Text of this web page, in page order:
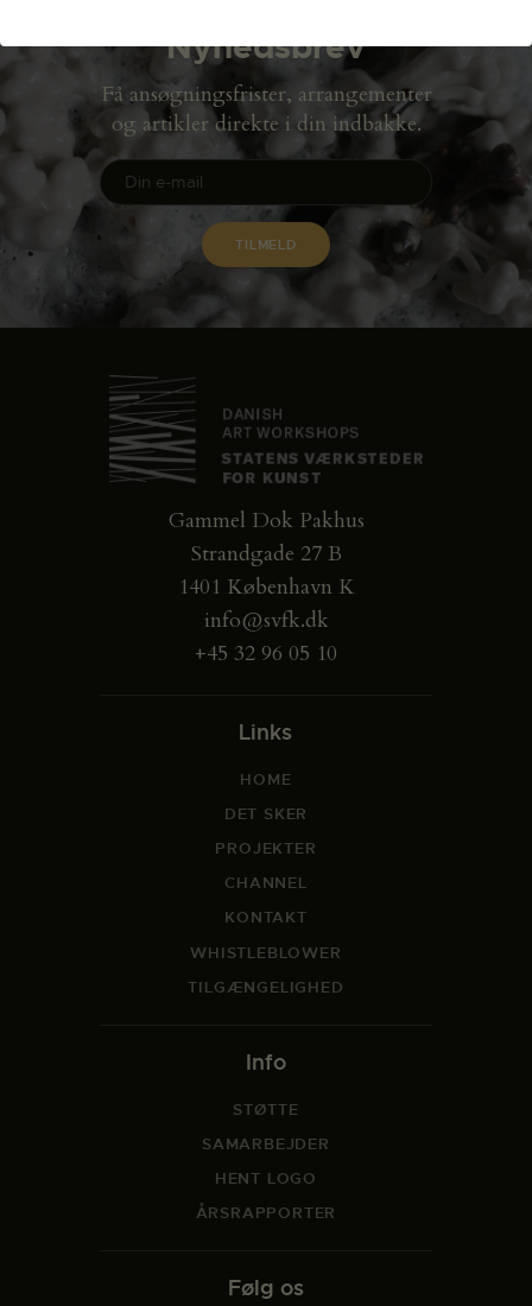
Nyhedsbrev
Få ansøgningsfrister, arrangementer
og artikler direkte i din indbakke.
Gammel Dok Pakhus
Strandgade 27 B
1401 København K
info@svfk.dk
+45 32 96 05 10
Links
HOME
DET SKER
PROJEKTER
CHANNEL
KONTAKT
WHISTLEBLOWER
TILGÆNGELIGHED
Info
STØTTE
SAMARBEJDER
HENT LOGO
ÅRSRAPPORTER
Følg os